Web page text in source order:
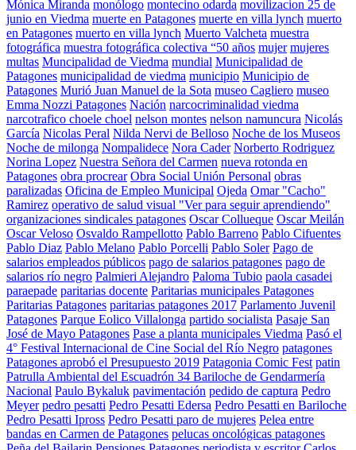
Mónica Miranda monólogo montecino odarda movilizacion 25 de
junio en Viedma muerte en Patagones muerte en villa lynch muerto
en Patagones muerto en villa lynch Muerto Valcheta muestra
fotográfica muestra fotográfica colectiva “50 años mujer mujeres
multas Muncipalidad de Viedma mundial Municipalidad de
Patagones municipalidad de viedma municipio Municipio de
Patagones Murió Juan Manuel de la Sota museo Cagliero museo
Emma Nozzi Patagones Nación narcocriminalidad viedma
narcotrafico choele choel nelson montes nelson namuncura Nicolás
García Nicolas Peral Nilda Nervi de Belloso Noche de los Museos
Noche de milonga Nompalidece Nora Cader Norberto Rodriguez
Norina Lopez Nuestra Señora del Carmen nueva rotonda en
Patagones obra procrear Obra Social Unión Personal obras
paralizadas Oficina de Empleo Municipal Ojeda Omar "Cacho"
Ramirez operativo de salud visual "Ver para seguir aprendiendo"
organizaciones sindicales patagones Oscar Collueque Oscar Meilán
Oscar Veloso Osvaldo Rampellotto Pablo Barreno Pablo Cifuentes
Pablo Diaz Pablo Melano Pablo Porcelli Pablo Soler Pago de
salarios empleados públicos pago de salarios patagones pago de
salarios río negro Palmieri Alejandro Paloma Tubio paola casadei
paraepade paritarias docente Paritarias municipales Patagones
Paritarias Patagones paritarias patagones 2017 Parlamento Juvenil
Patagones Parque Eolico Villalonga partido socialista Pasaje San
José de Mayo Patagones Pase a planta municipales Viedma Pasó el
4° Festival Internacional de Cine Social del Río Negro patagones
Patagones aprobó el Presupuesto 2019 Patagonia Comic Fest patin
Patrulla Ambiental del Escuadrón 34 Bariloche de Gendarmería
Nacional Paulo Bykaluk pavimentación pedido de captura Pedro
Meyer pedro pesatti Pedro Pesatti Edersa Pedro Pesatti en Bariloche
Pedro Pesatti Ipross Pedro Pesatti paro de mujeres Pelea entre
bandas en Carmen de Patagones pelucas oncológicas patagones